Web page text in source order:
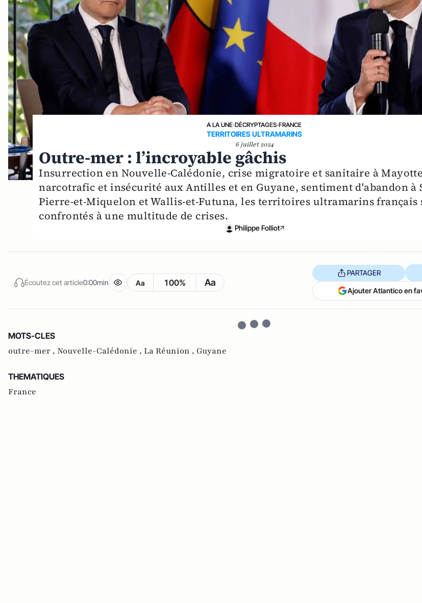
A LA UNE›DÉCRYPTAGES›FRANCE
TERRITOIRES ULTRAMARINS
6 juillet 2024
Outre-mer : l’incroyable gâchis
Insurrection en Nouvelle-Calédonie, crise migratoire et sanitaire à
narcotrafic et insécurité aux Antilles et en Guyane, sentiment d'abandon à
Pierre-et-Miquelon et Wallis-et-Futuna, les territoires ultramarins français
confrontés à une multitude de crises.
Philippe Folliot
Écoutez cet article0:00min Aa 100% Aa
PARTAGER
Ajouter Atlantico en
MOTS-CLES
outre-mer , Nouvelle-Calédonie , La Réunion , Guyane
THEMATIQUES
France